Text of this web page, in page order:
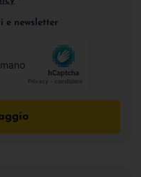
e newsletter